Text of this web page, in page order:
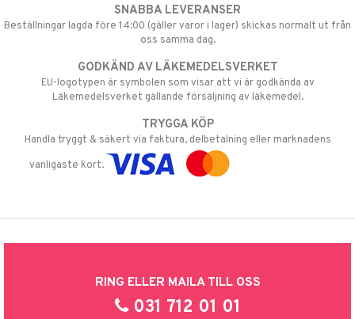
SNABBA LEVERANSER
Beställningar lagda före 14:00 (gäller varor i lager) skickas normalt ut från
oss samma dag.
GODKÄND AV LÄKEMEDELSVERKET
EU-logotypen är symbolen som visar att vi är godkända av
Läkemedelsverket gällande försäljning av läkemedel.
TRYGGA KÖP
Handla tryggt & säkert via faktura, delbetalning eller marknadens
vanligaste kort.
RING ELLER MAILA TILL OSS
031 712 01 01